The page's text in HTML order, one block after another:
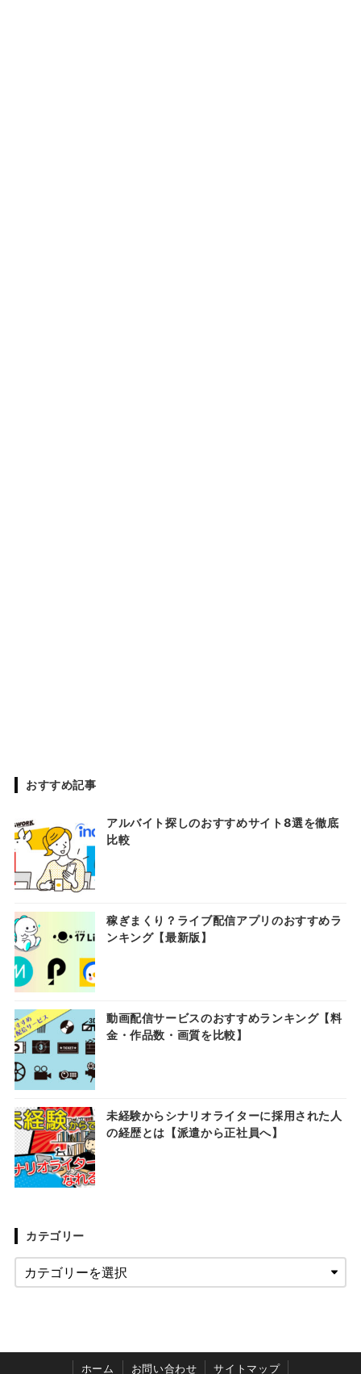
おすすめ記事
アルバイト探しのおすすめサイト8選を徹底
比較
稼ぎまくり？ライブ配信アプリのおすすめラ
ンキング【最新版】
動画配信サービスのおすすめランキング【料
金・作品数・画質を比較】
未経験からシナリオライターに採用された人
の経歴とは【派遣から正社員へ】
カテゴリー
ホーム お問い合わせ サイトマップ